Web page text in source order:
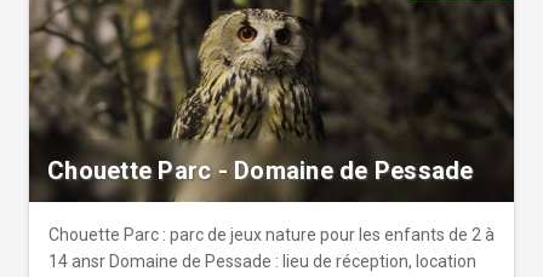
Chouette Parc - Domaine de Pessade
Chouette Parc : parc de jeux nature pour les enfants de 2 à
14 ansr Domaine de Pessade : lieu de réception, location